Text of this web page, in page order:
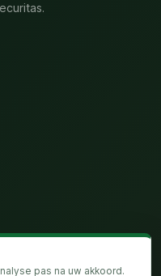
pas na uw akkoord.